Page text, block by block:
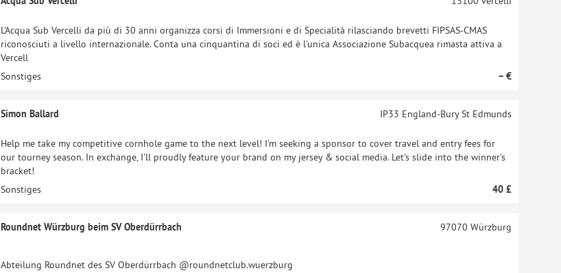
L'Acqua Sub Vercelli da più di 30 anni organizza corsi di Immersioni e di Specialità rilasciando brevetti FIPSAS-CMAS
riconosciuti a livello internazionale. Conta una cinquantina di soci ed è l'unica Associazione Subacquea rimasta attiva a
Vercell
Sonstiges – €
Simon Ballard
Help me take my competitive cornhole game to the next level! I'm seeking a sponsor to cover travel and entry fees for
our tourney season. In exchange, I'll proudly feature your brand on my jersey & social media. Let's slide into the winner's
bracket!
IP33 England-Bury St Edmunds
Sonstiges 40 £
Roundnet Würzburg beim SV Oberdürrbach
Abteilung Roundnet des SV Oberdürrbach @roundnetclub.wuerzburg
97070 Würzburg